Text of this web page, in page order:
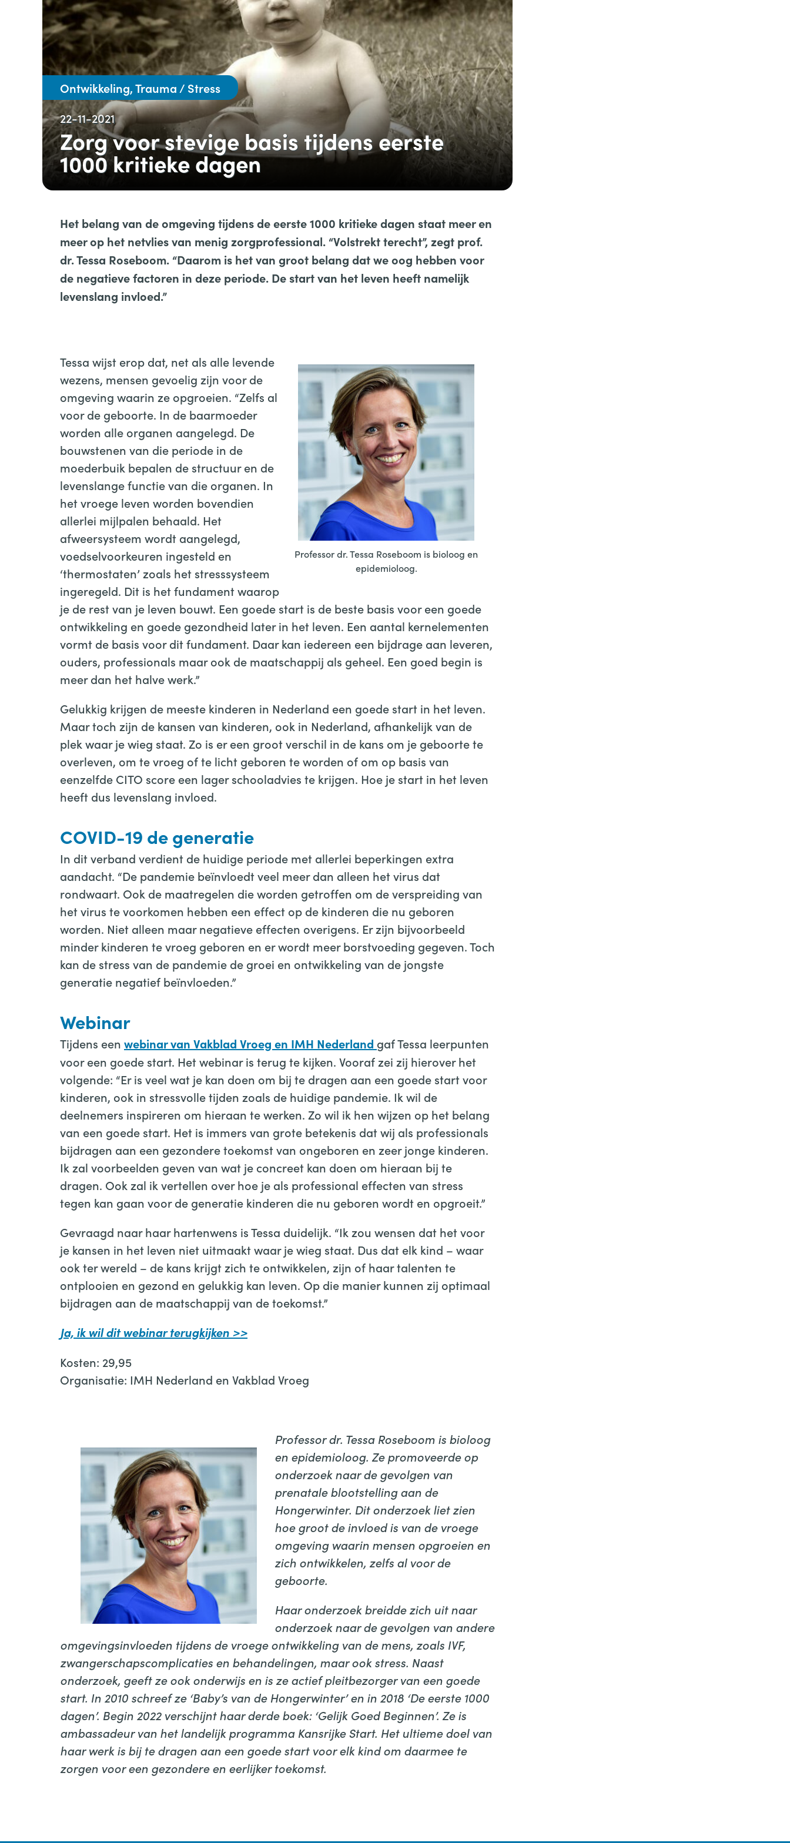
Ontwikkeling, Trauma / Stress
22-11-2021
Zorg voor stevige basis tijdens eerste
1000 kritieke dagen
Het belang van de omgeving tijdens de eerste 1000 kritieke dagen staat meer en
meer op het netvlies van menig zorgprofessional. “Volstrekt terecht”, zegt prof.
dr. Tessa Roseboom. “Daarom is het van groot belang dat we oog hebben voor
de negatieve factoren in deze periode. De start van het leven heeft namelijk
levenslang invloed.”
Professor dr. Tessa Roseboom is bioloog en
epidemioloog.
Tessa wijst erop dat, net als alle levende
wezens, mensen gevoelig zijn voor de
omgeving waarin ze opgroeien. “Zelfs al
voor de geboorte. In de baarmoeder
worden alle organen aangelegd. De
bouwstenen van die periode in de
moederbuik bepalen de structuur en de
levenslange functie van die organen. In
het vroege leven worden bovendien
allerlei mijlpalen behaald. Het
afweersysteem wordt aangelegd,
voedselvoorkeuren ingesteld en
‘thermostaten’ zoals het stresssysteem
ingeregeld. Dit is het fundament waarop
je de rest van je leven bouwt. Een goede start is de beste basis voor een goede
ontwikkeling en goede gezondheid later in het leven. Een aantal kernelementen
vormt de basis voor dit fundament. Daar kan iedereen een bijdrage aan leveren,
ouders, professionals maar ook de maatschappij als geheel. Een goed begin is
meer dan het halve werk.”
Gelukkig krijgen de meeste kinderen in Nederland een goede start in het leven.
Maar toch zijn de kansen van kinderen, ook in Nederland, afhankelijk van de
plek waar je wieg staat. Zo is er een groot verschil in de kans om je geboorte te
overleven, om te vroeg of te licht geboren te worden of om op basis van
eenzelfde CITO score een lager schooladvies te krijgen. Hoe je start in het leven
heeft dus levenslang invloed.
COVID-19 de generatie
In dit verband verdient de huidige periode met allerlei beperkingen extra
aandacht. “De pandemie beïnvloedt veel meer dan alleen het virus dat
rondwaart. Ook de maatregelen die worden getroffen om de verspreiding van
het virus te voorkomen hebben een effect op de kinderen die nu geboren
worden. Niet alleen maar negatieve effecten overigens. Er zijn bijvoorbeeld
minder kinderen te vroeg geboren en er wordt meer borstvoeding gegeven. Toch
kan de stress van de pandemie de groei en ontwikkeling van de jongste
generatie negatief beïnvloeden.”
Webinar
Tijdens een webinar van Vakblad Vroeg en IMH Nederland gaf Tessa leerpunten
voor een goede start. Het webinar is terug te kijken. Vooraf zei zij hierover het
volgende: “Er is veel wat je kan doen om bij te dragen aan een goede start voor
kinderen, ook in stressvolle tijden zoals de huidige pandemie. Ik wil de
deelnemers inspireren om hieraan te werken. Zo wil ik hen wijzen op het belang
van een goede start. Het is immers van grote betekenis dat wij als professionals
bijdragen aan een gezondere toekomst van ongeboren en zeer jonge kinderen.
Ik zal voorbeelden geven van wat je concreet kan doen om hieraan bij te
dragen. Ook zal ik vertellen over hoe je als professional effecten van stress
tegen kan gaan voor de generatie kinderen die nu geboren wordt en opgroeit.”
Gevraagd naar haar hartenwens is Tessa duidelijk. “Ik zou wensen dat het voor
je kansen in het leven niet uitmaakt waar je wieg staat. Dus dat elk kind – waar
ook ter wereld – de kans krijgt zich te ontwikkelen, zijn of haar talenten te
ontplooien en gezond en gelukkig kan leven. Op die manier kunnen zij optimaal
bijdragen aan de maatschappij van de toekomst.”
Ja, ik wil dit webinar terugkijken >>
Kosten: 29,95
Organisatie: IMH Nederland en Vakblad Vroeg
Professor dr. Tessa Roseboom is bioloog
en epidemioloog. Ze promoveerde op
onderzoek naar de gevolgen van
prenatale blootstelling aan de
Hongerwinter. Dit onderzoek liet zien
hoe groot de invloed is van de vroege
omgeving waarin mensen opgroeien en
zich ontwikkelen, zelfs al voor de
geboorte.
Haar onderzoek breidde zich uit naar
onderzoek naar de gevolgen van andere
omgevingsinvloeden tijdens de vroege ontwikkeling van de mens, zoals IVF,
zwangerschapscomplicaties en behandelingen, maar ook stress. Naast
onderzoek, geeft ze ook onderwijs en is ze actief pleitbezorger van een goede
start. In 2010 schreef ze ‘Baby’s van de Hongerwinter’ en in 2018 ‘De eerste 1000
dagen’. Begin 2022 verschijnt haar derde boek: ‘Gelijk Goed Beginnen’. Ze is
ambassadeur van het landelijk programma Kansrijke Start. Het ultieme doel van
haar werk is bij te dragen aan een goede start voor elk kind om daarmee te
zorgen voor een gezondere en eerlijker toekomst.